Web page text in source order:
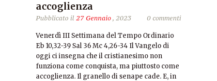
accoglienza
Pubblicato il 27 Gennaio, 2023 0 commenti
Venerdì III Settimana del Tempo Ordinario
Eb 10,32-39 Sal 36 Mc 4,26-34 Il Vangelo di
oggi ci insegna che il cristianesimo non
funziona come conquista, ma piuttosto come
accoglienza. Il granello di senape cade. E, in